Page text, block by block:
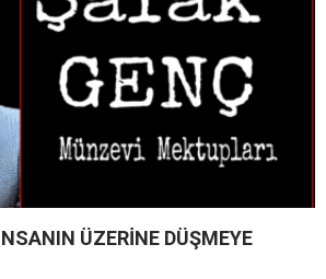
ÜZERİNE DÜŞMEYE